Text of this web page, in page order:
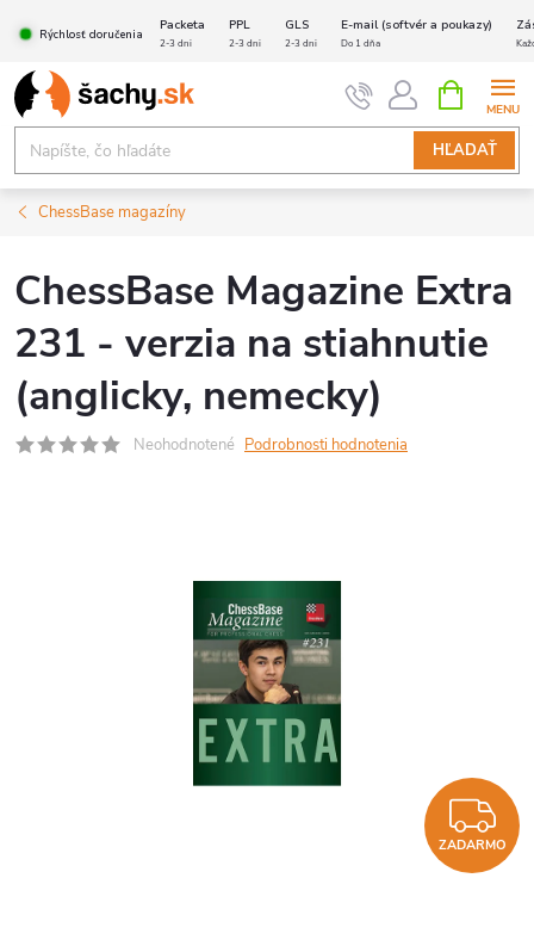
obsah
Rýchlosť doručenia
Packeta PPL GLS E-mail (softvér a poukazy)
2-3 dni 2-3 dni 2-3 dni Do 1 dňa
HĽADAŤ
KOŠÍK
ChessBase magazíny
ChessBase Magazine Extra
231 - verzia na stiahnutie
(anglicky, nemecky)
Neohodnotené Podrobnosti hodnotenia
ZADARMO